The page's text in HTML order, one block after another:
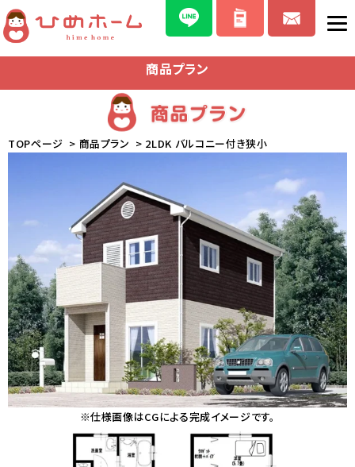
商品プラン
TOPページ > 商品プラン > 2LDK バルコニー付き狭小
※仕様画像はCGによる完成イメージです。